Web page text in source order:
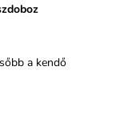
a kendő